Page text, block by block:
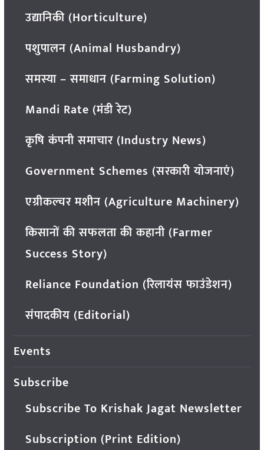
उद्यानिकी (Horticulture)
पशुपालन (Animal Husbandry)
समस्या – समाधान (Farming Solution)
Mandi Rate (मंडी रेट)
कृषि कंपनी समाचार (Industry News)
Government Schemes (सरकारी योजनाएं)
एग्रीकल्चर मशीन (Agriculture Machinery)
किसानों की सफलता की कहानी (Farmer
Success Story)
Reliance Foundation (रिलायंस फाउंडेशन)
संपादकीय (Editorial)
Events
Subscribe
Subscribe To Krishak Jagat Newsletter
Subscription (Print Edition)